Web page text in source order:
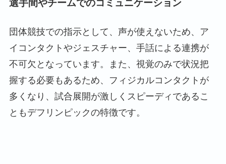
選手間やチームでのコミュニケーション
団体競技での指示として、声が使えないため、ア
イコンタクトやジェスチャー、手話による連携が
不可欠となっています。また、視覚のみで状況把
握する必要もあるため、フィジカルコンタクトが
多くなり、試合展開が激しくスピーディであるこ
ともデフリンピックの特徴です。